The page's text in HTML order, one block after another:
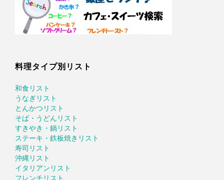
料理タイプ別リスト
和食リスト
うなぎリスト
とんかつリスト
そば・うどんリスト
すきやき・鍋リスト
ステーキ・鉄板焼きリスト
寿司リスト
沖縄リスト
イタリアンリスト
フレンチリスト